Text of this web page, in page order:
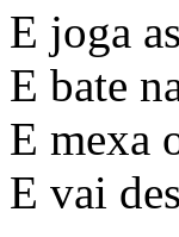
E joga
E bate
E mexa
E vai